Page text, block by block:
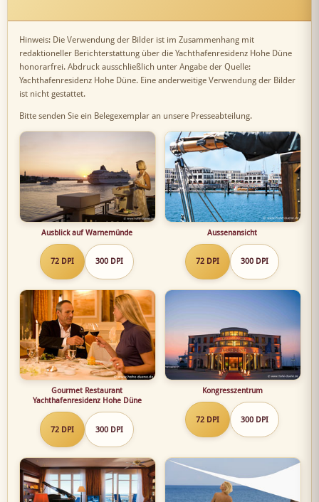
Hinweis: Die Verwendung der Bilder ist im Zusammenhang mit
redaktioneller Berichterstattung über die Yachthafenresidenz Hohe Düne
honorarfrei. Abdruck ausschließlich unter Angabe der Quelle:
Yachthafenresidenz Hohe Düne. Eine anderweitige Verwendung der Bilder
ist nicht gestattet.
Bitte senden Sie ein Belegexemplar an unsere Presseabteilung.
Ausblick auf Warnemünde
72 DPI 300 DPI
Aussenansicht
72 DPI 300 DPI
Gourmet Restaurant
Yachthafenresidenz Hohe Düne
72 DPI 300 DPI
Kongresszentrum
72 DPI 300 DPI